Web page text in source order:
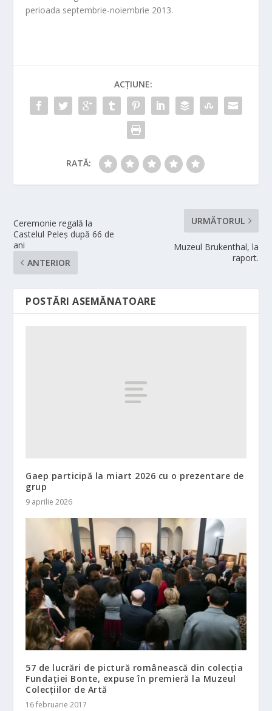
perioada septembrie-noiembrie 2013.
ACȚIUNE:
RATĂ:
Ceremonie regală la
Castelul Peleş după 66 de
ani
ANTERIOR
URMĂTORUL
Muzeul Brukenthal, la
raport.
POSTĂRI ASEMĂNATOARE
Gaep participă la miart 2026 cu o prezentare de
grup
9 aprilie 2026
57 de lucrări de pictură românească din colecția
Fundației Bonte, expuse în premieră la Muzeul
Colecțiilor de Artă
16 februarie 2017